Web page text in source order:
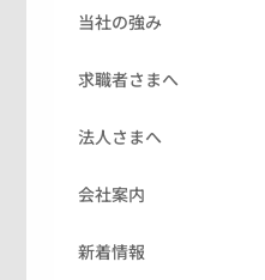
当社の強み
求職者さまへ
法人さまへ
会社案内
新着情報